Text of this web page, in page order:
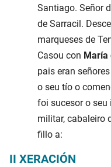
Santiago. Señor
de Sarracil.
marqueses de
Casou con María
pais eran
o seu tío o
foi sucesor o seu
militar, cabaleiro
fillo a:
II XERACIÓN